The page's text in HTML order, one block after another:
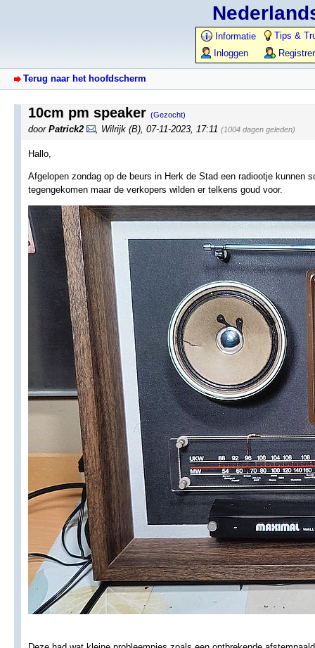
Informatie
Tips &
Inloggen
Terug naar het hoofdscherm
10cm pm speaker (Gezocht)
door Patrick2 Wilrijk (B) 07-11-2023, 17:11 (1004 dagen geleden)
Hallo,
Afgelopen zondag op de beurs in Herk de Stad een radiootje kunnen
tegengekomen maar de verkopers wilden er telkens goud voor.